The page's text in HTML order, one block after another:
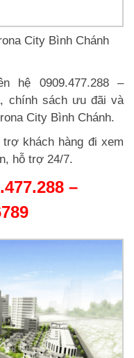
City Bình Chánh
hệ 0909.477.288 –
chính sách ưu đãi và
City Bình Chánh.
khách hàng đi xem
hỗ trợ 24/7.
–